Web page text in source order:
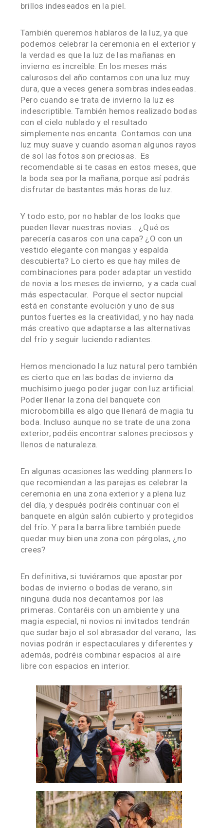
brillos indeseados en la piel.
También queremos hablaros de la luz, ya que
podemos celebrar la ceremonia en el exterior y
la verdad es que la luz de las mañanas en
invierno es increíble. En los meses más
calurosos del año contamos con una luz muy
dura, que a veces genera sombras indeseadas.
Pero cuando se trata de invierno la luz es
indescriptible. También hemos realizado bodas
con el cielo nublado y el resultado
simplemente nos encanta. Contamos con una
luz muy suave y cuando asoman algunos rayos
de sol las fotos son preciosas. Es
recomendable si te casas en estos meses, que
la boda sea por la mañana, porque así podrás
disfrutar de bastantes más horas de luz.
Y todo esto, por no hablar de los looks que
pueden llevar nuestras novias… ¿Qué os
parecería casaros con una capa? ¿O con un
vestido elegante con mangas y espalda
descubierta? Lo cierto es que hay miles de
combinaciones para poder adaptar un vestido
de novia a los meses de invierno, y a cada cual
más espectacular. Porque el sector nupcial
está en constante evolución y uno de sus
puntos fuertes es la creatividad, y no hay nada
más creativo que adaptarse a las alternativas
del frío y seguir luciendo radiantes.
Hemos mencionado la luz natural pero también
es cierto que en las bodas de invierno da
muchísimo juego poder jugar con luz artificial.
Poder llenar la zona del banquete con
microbombilla es algo que llenará de magia tu
boda. Incluso aunque no se trate de una zona
exterior, podéis encontrar salones preciosos y
llenos de naturaleza.
En algunas ocasiones las wedding planners lo
que recomiendan a las parejas es celebrar la
ceremonia en una zona exterior y a plena luz
del día, y después podréis continuar con el
banquete en algún salón cubierto y protegidos
del frío. Y para la barra libre también puede
quedar muy bien una zona con pérgolas, ¿no
crees?
En definitiva, si tuviéramos que apostar por
bodas de invierno o bodas de verano, sin
ninguna duda nos decantamos por las
primeras. Contaréis con un ambiente y una
magia especial, ni novios ni invitados tendrán
que sudar bajo el sol abrasador del verano, las
novias podrán ir espectaculares y diferentes y
además, podréis combinar espacios al aire
libre con espacios en interior.